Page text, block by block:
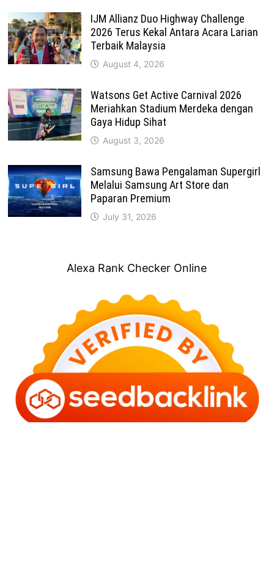
IJM Allianz Duo Highway Challenge
2026 Terus Kekal Antara Acara Larian
Terbaik Malaysia
August 4, 2026
Watsons Get Active Carnival 2026
Meriahkan Stadium Merdeka dengan
Gaya Hidup Sihat
August 3, 2026
Samsung Bawa Pengalaman Supergirl
Melalui Samsung Art Store dan
Paparan Premium
July 31, 2026
Alexa Rank Checker Online